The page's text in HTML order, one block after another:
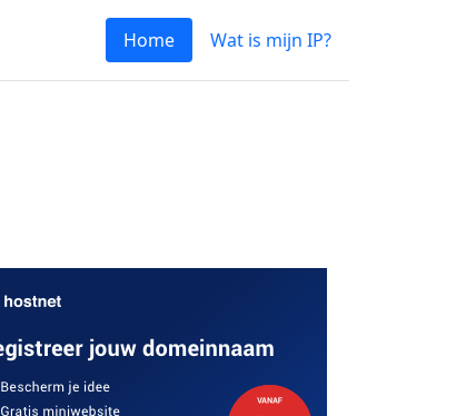
Home Wat is mijn IP?